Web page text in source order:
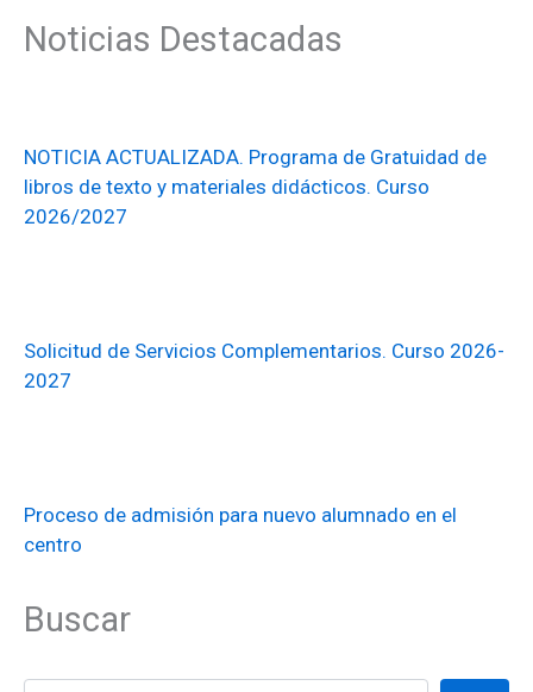
Noticias Destacadas
NOTICIA ACTUALIZADA. Programa de Gratuidad de
libros de texto y materiales didácticos. Curso
2026/2027
Solicitud de Servicios Complementarios. Curso 2026-
2027
Proceso de admisión para nuevo alumnado en el
centro
Buscar